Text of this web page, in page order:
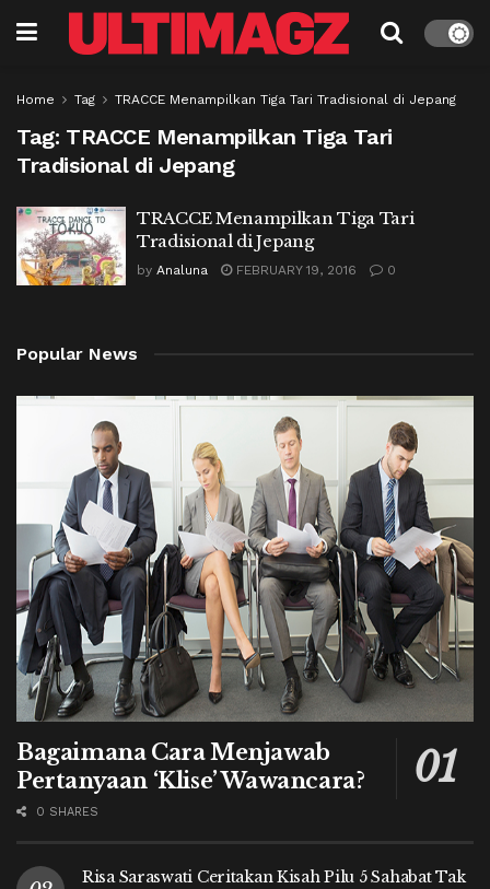
Home Tag TRACCE Menampilkan Tiga Tari Tradisional di Jepang
Tag: TRACCE Menampilkan Tiga Tari
Tradisional di Jepang
TRACCE Menampilkan Tiga Tari
Tradisional di Jepang
by Analuna FEBRUARY 19, 2016 0
Popular News
Bagaimana Cara Menjawab
Pertanyaan ‘Klise’ Wawancara?
0 SHARES
Risa Saraswati Ceritakan Kisah Pilu 5 Sahabat Tak